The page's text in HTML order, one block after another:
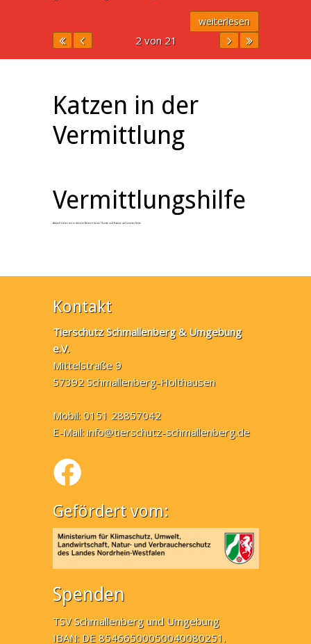
weiterlesen
2 von 21
Katzen in der
Vermittlung
Vermittlungshilfe
Aktuell haben wir in diesem Bereich keine Hunde und Katzen auf unserer Seite.
Kontakt
Tierschutz Schmallenberg & Umgebung
e.V.
Mittelstraße 9
57392 Schmallenberg-Holthausen
Mobil: 0151 28857042
E-Mail:info@tierschutz-schmallenberg.de
Gefördert vom:
Spenden
TSV Schmallenberg und Umgebung
IBAN: DE 85466500050040080251.